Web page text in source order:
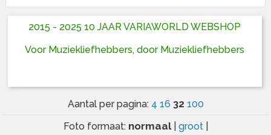
2015 - 2025 10 JAAR VARIAWORLD WEBSHOP
Voor Muziekliefhebbers, door Muziekliefhebbers
Aantal per pagina: 4 16 32 100
Foto formaat: normaal groot